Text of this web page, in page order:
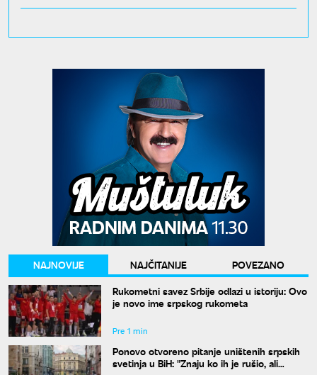
NAJNOVIJE NAJČITANIJE
POVEZANO
Rukometni savez Srbije odlazi u istoriju: Ovo
je novo ime srpskog rukometa
Pre 1 min
Ponovo otvoreno pitanje uništenih srpskih
svetinja u BiH: "Znaju ko ih je rušio, ali